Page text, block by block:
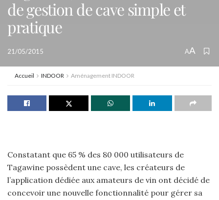
de gestion de cave simple et
pratique
21/05/2015 AA
Accueil INDOOR Aménagement INDOOR
Constatant que 65 % des 80 000 utilisateurs de
Tagawine possèdent une cave, les créateurs de
l’application dédiée aux amateurs de vin ont décidé de
concevoir une nouvelle fonctionnalité pour gérer sa